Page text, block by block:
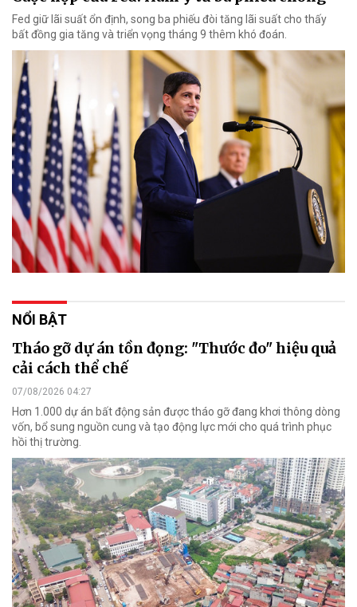
Fed giữ lãi suất ổn định, song ba phiếu đòi tăng lãi suất cho thấy
bất đồng gia tăng và triển vọng tháng 9 thêm khó đoán.
NỔI BẬT
Tháo gỡ dự án tồn đọng: "Thước đo" hiệu quả
cải cách thể chế
07/08/2026 04:27
Hơn 1.000 dự án bất động sản được tháo gỡ đang khơi thông dòng
vốn, bổ sung nguồn cung và tạo động lực mới cho quá trình phục
hồi thị trường.